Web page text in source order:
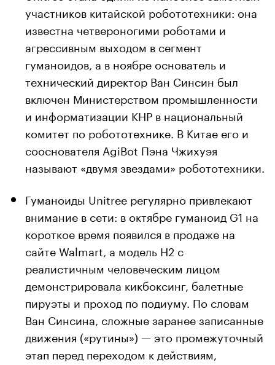
участников китайской робототехники: она
известна четвероногими роботами и
агрессивным выходом в сегмент
гуманоидов, а в ноябре основатель и
технический директор Ван Синсин был
включен Министерством промышленности
и информатизации КНР в национальный
комитет по робототехнике. В Китае его и
сооснователя AgiBot Пэна Чжихуэя
называют «двумя звездами» робототехники.
Гуманоиды Unitree регулярно привлекают
внимание в сети: в октябре гуманоид G1 на
короткое время появился в продаже на
сайте Walmart, а модель H2 с
реалистичным человеческим лицом
демонстрировала кикбоксинг, балетные
пируэты и проход по подиуму. По словам
Ван Синсина, сложные заранее записанные
движения («рутины») — это промежуточный
этап перед переходом к действиям,